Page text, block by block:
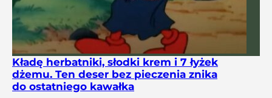
Kładę herbatniki, słodki krem i 7 łyżek
dżemu. Ten deser bez pieczenia znika
do ostatniego kawałka